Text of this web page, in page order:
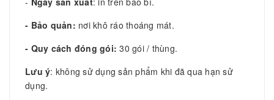
- Bảo quản: nơi khô ráo thoáng mát.
- Quy cách đóng gói:30 gói / thùng.
Lưu ý: không sử dụng sản phẩm khi đã qua hạn sử
dụng.